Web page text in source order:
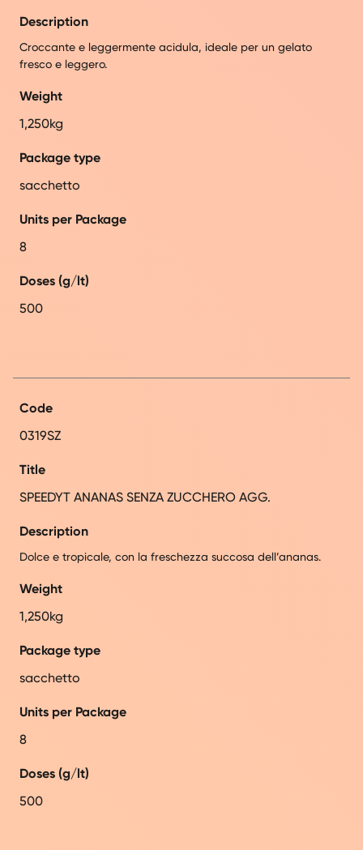
Description
Croccante e leggermente acidula, ideale per un gelato
fresco e leggero.
Weight
1,250kg
Package type
sacchetto
Units per Package
8
Doses (g/lt)
500
Code
0319SZ
Title
SPEEDYT ANANAS SENZA ZUCCHERO AGG.
Description
Dolce e tropicale, con la freschezza succosa dell’ananas.
Weight
1,250kg
Package type
sacchetto
Units per Package
8
Doses (g/lt)
500